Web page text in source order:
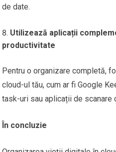
de date.
Utilizează aplicații
productivitate
Pentru o organizare completă,
cloud-ul tău, cum ar fi Google
task-uri sau aplicații de scanare
În concluzie